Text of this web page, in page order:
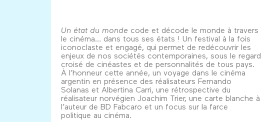
Un état du monde code et décode le monde à travers
le cinéma… dans tous ses états ! Un festival à la fois
iconoclaste et engagé, qui permet de redécouvrir les
enjeux de nos sociétés contemporaines, sous le regard
croisé de cinéastes et de personnalités de tous pays.
À l’honneur cette année, un voyage dans le cinéma
argentin en présence des réalisateurs Fernando
Solanas et Albertina Carri, une rétrospective du
réalisateur norvégien Joachim Trier, une carte blanche à
l’auteur de BD Fabcaro et un focus sur la farce
politique au cinéma.